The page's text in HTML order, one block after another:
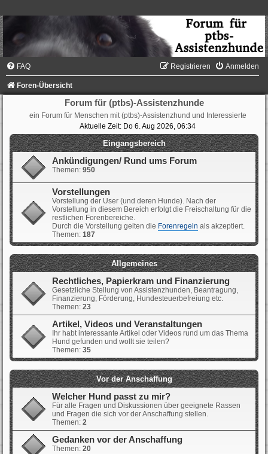
FAQ Anmelden
Registrieren
Foren-Übersicht
Forum für (ptbs)-Assistenzhunde
ein Forum für Menschen mit (ptbs)-Assistenzhund und Interessierte
Aktuelle Zeit: Do 6. Aug 2026, 06:34
Eingangsbereich
Ankündigungen/ Rund ums Forum
Themen: 950
Vorstellungen
Vorstellung der User (und deren Hunde). Nach der
Vorstellung in diesem Bereich erfolgt die Freischaltung für die
restlichen Forenbereiche.
Durch die Vorstellung gelten die Forenregeln als akzeptiert.
Themen: 187
Allgemeines
Rechtliches, Papierkram und Finanzierung
Gesetzliche Stellung von Assistenzhunden, Beantragung,
Finanzierung, Förderung, Hundesteuerbefreiung etc.
Themen: 23
Artikel, Videos und Veranstaltungen
Ihr habt interessante Artikel oder Videos rund um das Thema
Hund gefunden und wollt sie teilen?
Themen: 35
Vor der Anschaffung
Welcher Hund passt zu mir?
Für alle Fragen und Diskussionen über geeignete Rassen
und Fragen die sich vor der Anschaffung stellen.
Themen: 2
Gedanken vor der Anschaffung
Themen: 20